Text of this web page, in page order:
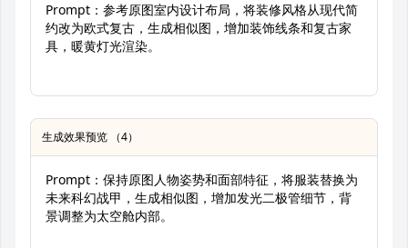
Prompt：参考原图室内设计布局，将装修风格从现代简
约改为欧式复古，生成相似图，增加装饰线条和复古家
具，暖黄灯光渲染。
生成效果预览 （4）
Prompt：保持原图人物姿势和面部特征，将服装替换为
未来科幻战甲，生成相似图，增加发光二极管细节，背
景调整为太空舱内部。